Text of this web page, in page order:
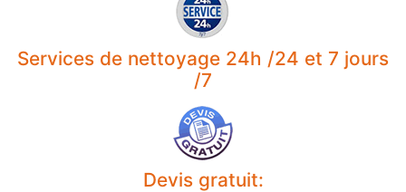
Services de nettoyage 24h /24 et 7 jours
/7
Devis gratuit: